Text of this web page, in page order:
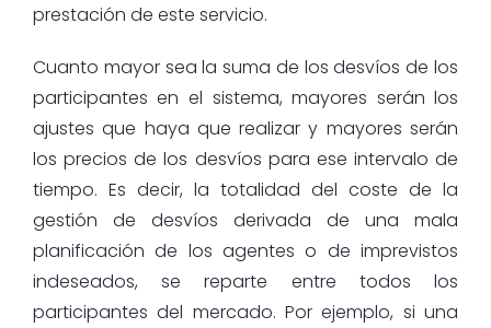
prestación de este servicio.
Cuanto mayor sea la suma de los desvíos de los
participantes en el sistema, mayores serán los
ajustes que haya que realizar y mayores serán
los precios de los desvíos para ese intervalo de
tiempo. Es decir, la totalidad del coste de la
gestión de desvíos derivada de una mala
planificación de los agentes o de imprevistos
indeseados, se reparte entre todos los
participantes del mercado. Por ejemplo, si una